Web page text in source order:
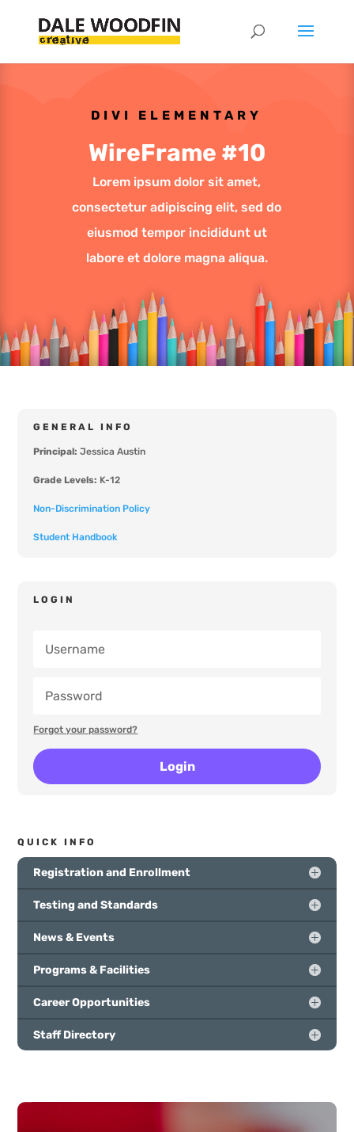
DIVI ELEMENTARY
WireFrame #10
Lorem ipsum dolor sit amet,
consectetur adipiscing elit, sed do
eiusmod tempor incididunt ut
labore et dolore magna aliqua.
GENERAL INFO
Principal: Jessica Austin
Grade Levels: K-12
Non-Discrimination Policy
Student Handbook
LOGIN
Forgot your password?
Login
QUICK INFO
Registration and Enrollment
Testing and Standards
News & Events
Programs & Facilities
Career Opportunities
Staff Directory